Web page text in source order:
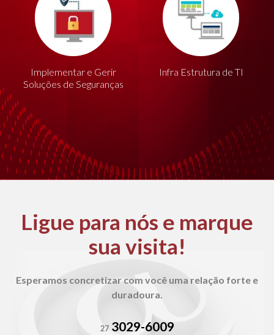
Implementar e Gerir
Soluções de Seguranças
Infra Estrutura de TI
Ligue para nós e marque
sua visita!
Esperamos concretizar com você uma relação forte e
duradoura.
27 3029-6009